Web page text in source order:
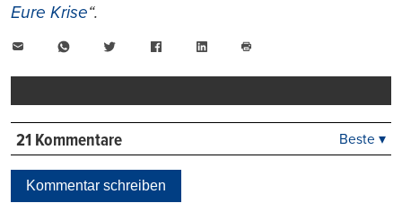
Eure Krise“.
WhatsAppTwitter FacebookLinkedIn
drucken
21 Kommentare Beste ▾
Kommentar schreiben